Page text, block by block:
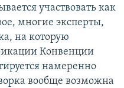
участвовать как
многие эксперты,
на которую
Конвенции
намеренно
вообще возможна